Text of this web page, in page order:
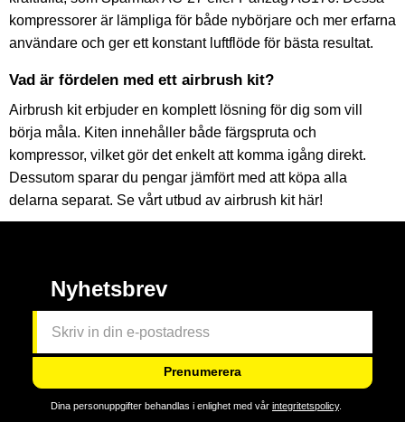
kompressorer är lämpliga för både nybörjare och mer erfarna
användare och ger ett konstant luftflöde för bästa resultat.
Vad är fördelen med ett airbrush kit?
Airbrush kit erbjuder en komplett lösning för dig som vill
börja måla. Kiten innehåller både färgspruta och
kompressor, vilket gör det enkelt att komma igång direkt.
Dessutom sparar du pengar jämfört med att köpa alla
delarna separat. Se vårt utbud av airbrush kit här!
Nyhetsbrev
Prenumerera
Dina personuppgifter behandlas i enlighet med vår integritetspolicy.